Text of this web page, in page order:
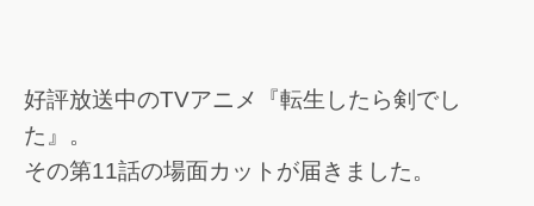
好評放送中のTVアニメ『転生したら剣でし
た』。
その第11話の場面カットが届きました。